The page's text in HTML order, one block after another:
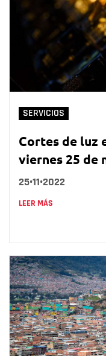
SERVICIOS
Cortes de luz
viernes 25 de
25•11•2022
LEER MÁS